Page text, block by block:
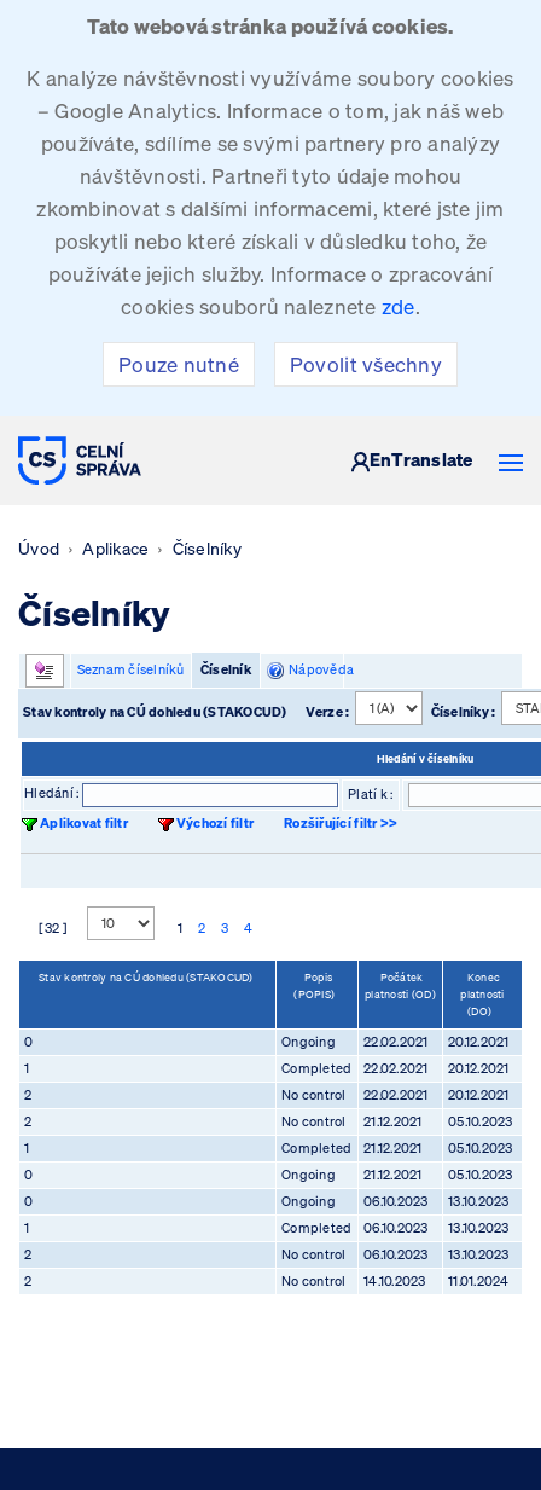
Tato webová stránka používá cookies.
K analýze návštěvnosti využíváme soubory cookies
– Google Analytics. Informace o tom, jak náš web
používáte, sdílíme se svými partnery pro analýzy
návštěvnosti. Partneři tyto údaje mohou
zkombinovat s dalšími informacemi, které jste jim
poskytli nebo které získali v důsledku toho, že
používáte jejich služby. Informace o zpracování
cookies souborů naleznete zde.
Pouze nutné Povolit všechny
CELNÍ SPRÁVA ČESKÉ REPUBLIKY
EnTranslate
Úvod Aplikace Číselníky
Číselníky
Seznam číselníků Číselník Nápověda
Stav kontroly na CÚ dohledu (STAKOCUD) Verze : Číselníky :
Hledání v číselníku
Hledání :
Platí k :
Aplikovat filtr
Výchozí filtr Rozšiřující filtr >>
[ 32 ] 1 2 3 4
Stav kontroly na CÚ dohledu (STAKOCUD)
Popis
(POPIS)
Počátek
platnosti (OD)
Konec
platnosti
(DO)
0 Ongoing 22.02.2021
20.12.2021
1
Completed 22.02.2021
20.12.2021
2
No control 22.02.2021
20.12.2021
2
No control 21.12.2021
05.10.2023
1
Completed 21.12.2021
05.10.2023
0
Ongoing 21.12.2021
05.10.2023
0
Ongoing 06.10.2023
13.10.2023
1
Completed 06.10.2023
13.10.2023
2
No control 06.10.2023
13.10.2023
2
No control 14.10.2023 11.01.2024